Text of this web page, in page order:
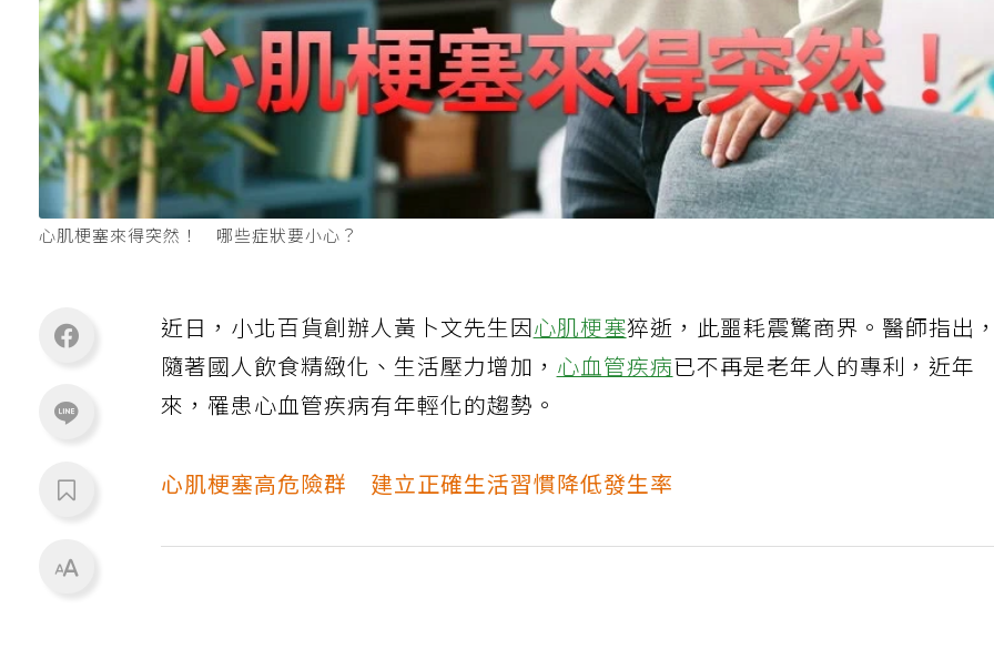
心肌梗塞來得突然！ 哪些症狀要小心？
近日，小北百貨創辦人黃卜文先生因心肌梗塞猝逝，此噩耗震驚商界。醫師指出
隨著國人飲食精緻化、生活壓力增加，心血管疾病已不再是老年人的專利，近年
來，罹患心血管疾病有年輕化的趨勢。
心肌梗塞高危險群 建立正確生活習慣降低發生率